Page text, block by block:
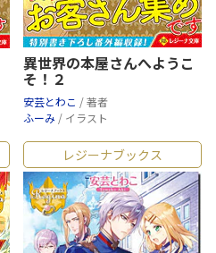
異世界の本屋さんへようこ
そ！２
安芸とわこ / 著者
ふーみ / イラスト
レジーナブックス